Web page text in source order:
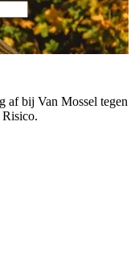
af bij Van Mossel tegen
Risico.